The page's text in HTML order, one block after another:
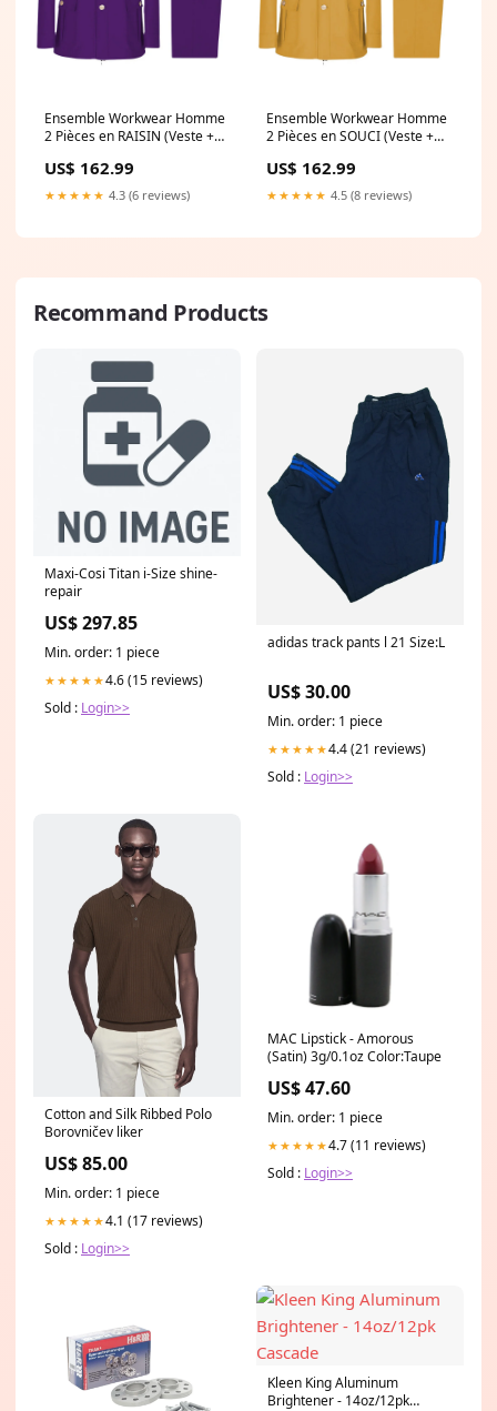
Ensemble Workwear Homme
2 Pièces en RAISIN (Veste +
Polyvalent CITRON
US$ 162.99
★★★★★ 4.3 (6 reviews)
Ensemble Workwear Homme
2 Pièces en SOUCI (Veste +
Polyvalent Ship10days
US$ 162.99
★★★★★ 4.5 (8 reviews)
Recommand Products
Maxi-Cosi Titan i-Size shine-
repair
US$ 297.85
Min. order: 1 piece
★★★★★4.6 (15 reviews)
Sold : Login>>
adidas track pants l 21 Size:L
US$ 30.00
Min. order: 1 piece
★★★★★4.4 (21 reviews)
Sold : Login>>
Cotton and Silk Ribbed Polo
Borovničev liker
US$ 85.00
Min. order: 1 piece
★★★★★4.1 (17 reviews)
Sold : Login>>
MAC Lipstick - Amorous
(Satin) 3g/0.1oz Color:Taupe
US$ 47.60
Min. order: 1 piece
★★★★★4.7 (11 reviews)
Sold : Login>>
Kleen King Aluminum
Brightener - 14oz/12pk